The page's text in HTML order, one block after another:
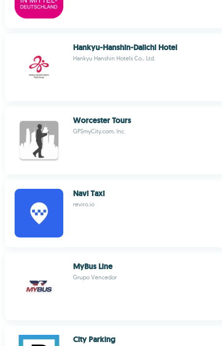
Hankyu-Hanshin-Daiichi Hotel
Hankyu Hanshin Hotels Co., Ltd.
Worcester Tours
GPSmyCity.com, Inc.
Navi Taxi
reviro.io
MyBus Line
Grupo Vencedor
City Parking